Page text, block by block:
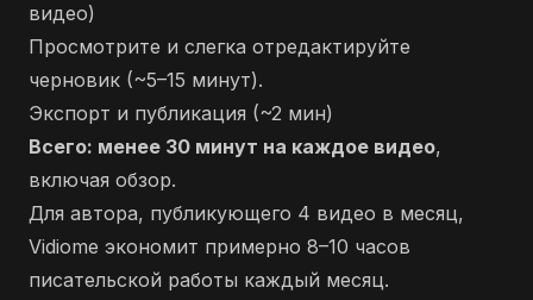
видео)
Просмотрите и слегка отредактируйте
черновик (~5–15 минут).
Экспорт и публикация (~2 мин)
Всего: менее 30 минут на каждое видео,
включая обзор.
Для автора, публикующего 4 видео в месяц,
Vidiome экономит примерно 8–10 часов
писательской работы каждый месяц.